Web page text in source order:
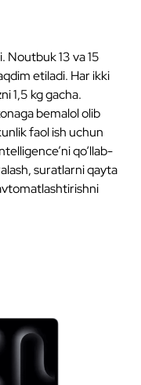
Noutbuk 13 va 15
etiladi. Har ikki
1,5 kg gacha.
bemalol olib
faol ish uchun
qo‘llab-
suratlarni qayta